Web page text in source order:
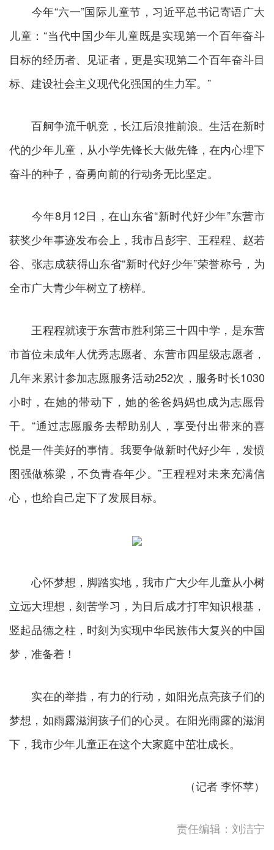
今年“六一”国际儿童节，习近平总书记寄语广大
儿童：“当代中国少年儿童既是实现第一个百年奋斗
目标的经历者、见证者，更是实现第二个百年奋斗目
标、建设社会主义现代化强国的生力军。”
百舸争流千帆竞，长江后浪推前浪。生活在新时
代的少年儿童，从小学先锋长大做先锋，在内心埋下
奋斗的种子，奋勇向前的行动务无比坚定。
今年8月12日，在山东省“新时代好少年”东营市
获奖少年事迹发布会上，我市吕彭宇、王程程、赵若
谷、张志成获得山东省“新时代好少年”荣誉称号，为
全市广大青少年树立了榜样。
王程程就读于东营市胜利第三十四中学，是东营
市首位未成年人优秀志愿者、东营市四星级志愿者，
几年来累计参加志愿服务活动252次，服务时长1030
小时，在她的带动下，她的爸爸妈妈也成为志愿骨
干。“通过志愿服务去帮助别人，享受付出带来的喜
悦是一件美好的事情。我要争做新时代好少年，发愤
图强做栋梁，不负青春年少。”王程程对未来充满信
心，也给自己定下了发展目标。
心怀梦想，脚踏实地，我市广大少年儿童从小树
立远大理想，刻苦学习，为日后成才打牢知识根基，
竖起品德之柱，时刻为实现中华民族伟大复兴的中国
梦，准备着！
实在的举措，有力的行动，如阳光点亮孩子们的
梦想，如雨露滋润孩子们的心灵。在阳光雨露的滋润
下，我市少年儿童正在这个大家庭中茁壮成长。
（记者 李怀苹）
责任编辑：刘洁宁